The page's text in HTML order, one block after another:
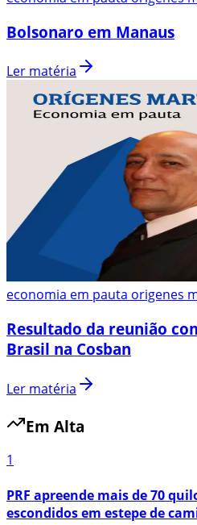
Bolsonaro em Manaus
Ler matéria
economia em pauta origenes
Resultado da reunião
Brasil na Cosban
Ler matéria
Em Alta
1
PRF apreende mais de 70
escondidos em estepe de